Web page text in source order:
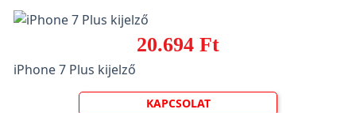
20.694 Ft
iPhone 7 Plus kijelző
KAPCSOLAT